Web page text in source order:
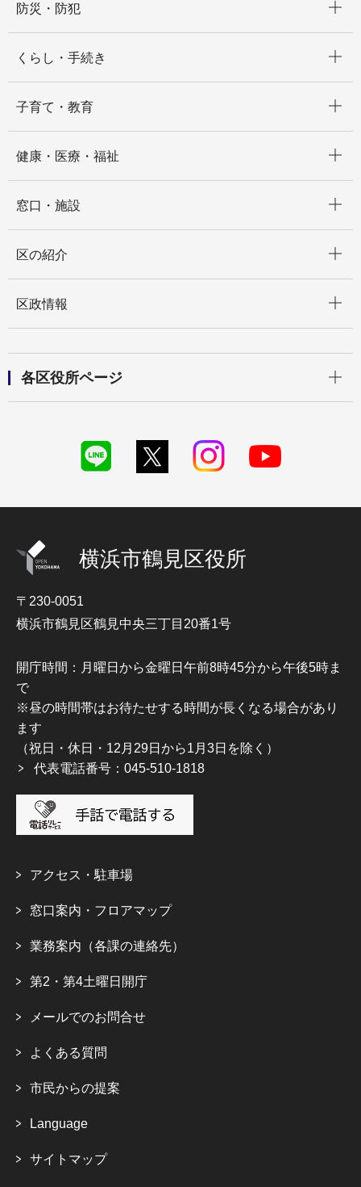
防災・防犯
くらし・手続き
子育て・教育
健康・医療・福祉
窓口・施設
区の紹介
区政情報
各区役所ページ
横浜市鶴見区役所
〒230-0051
横浜市鶴見区鶴見中央三丁目20番1号
開庁時間：月曜日から金曜日午前8時45分から午後5時ま
で
※昼の時間帯はお待たせする時間が長くなる場合があり
ます
（祝日・休日・12月29日から1月3日を除く）
代表電話番号：045-510-1818
アクセス・駐車場
窓口案内・フロアマップ
業務案内（各課の連絡先）
第2・第4土曜日開庁
メールでのお問合せ
よくある質問
市民からの提案
Language
サイトマップ